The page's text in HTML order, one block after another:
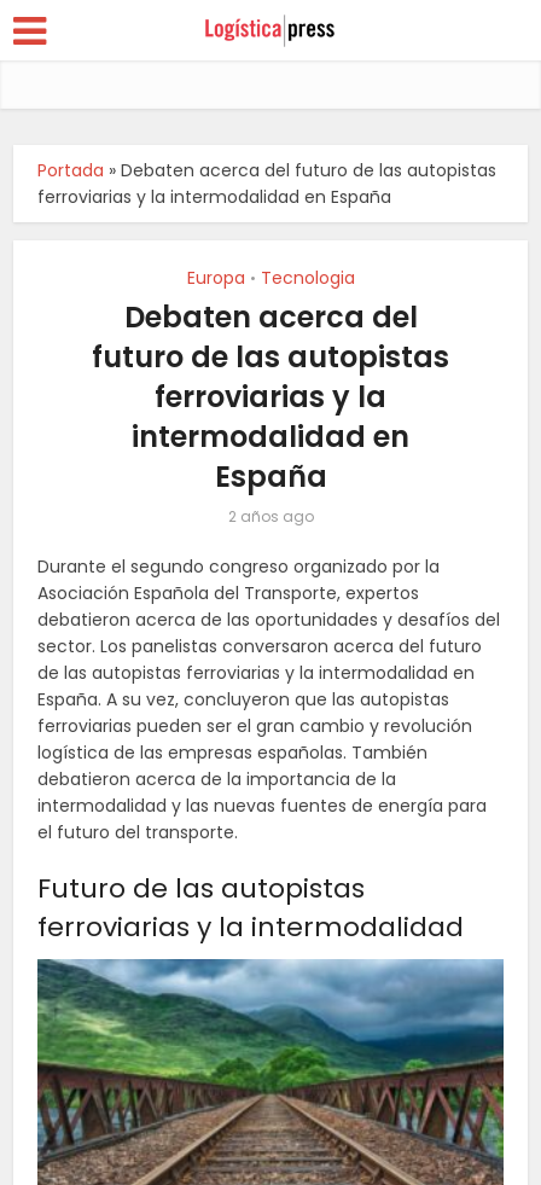
Portada »Debaten acerca del futuro de las autopistas
ferroviarias y la intermodalidad en España
Europa • Tecnologia
Debaten acerca del
futuro de las autopistas
ferroviarias y la
intermodalidad en
España
2 años ago
Durante el segundo congreso organizado por la
Asociación Española del Transporte, expertos
debatieron acerca de las oportunidades y desafíos del
sector. Los panelistas conversaron acerca del futuro
de las autopistas ferroviarias y la intermodalidad en
España. A su vez, concluyeron que las autopistas
ferroviarias pueden ser el gran cambio y revolución
logística de las empresas españolas. También
debatieron acerca de la importancia de la
intermodalidad y las nuevas fuentes de energía para
el futuro del transporte.
Futuro de las autopistas
ferroviarias y la intermodalidad